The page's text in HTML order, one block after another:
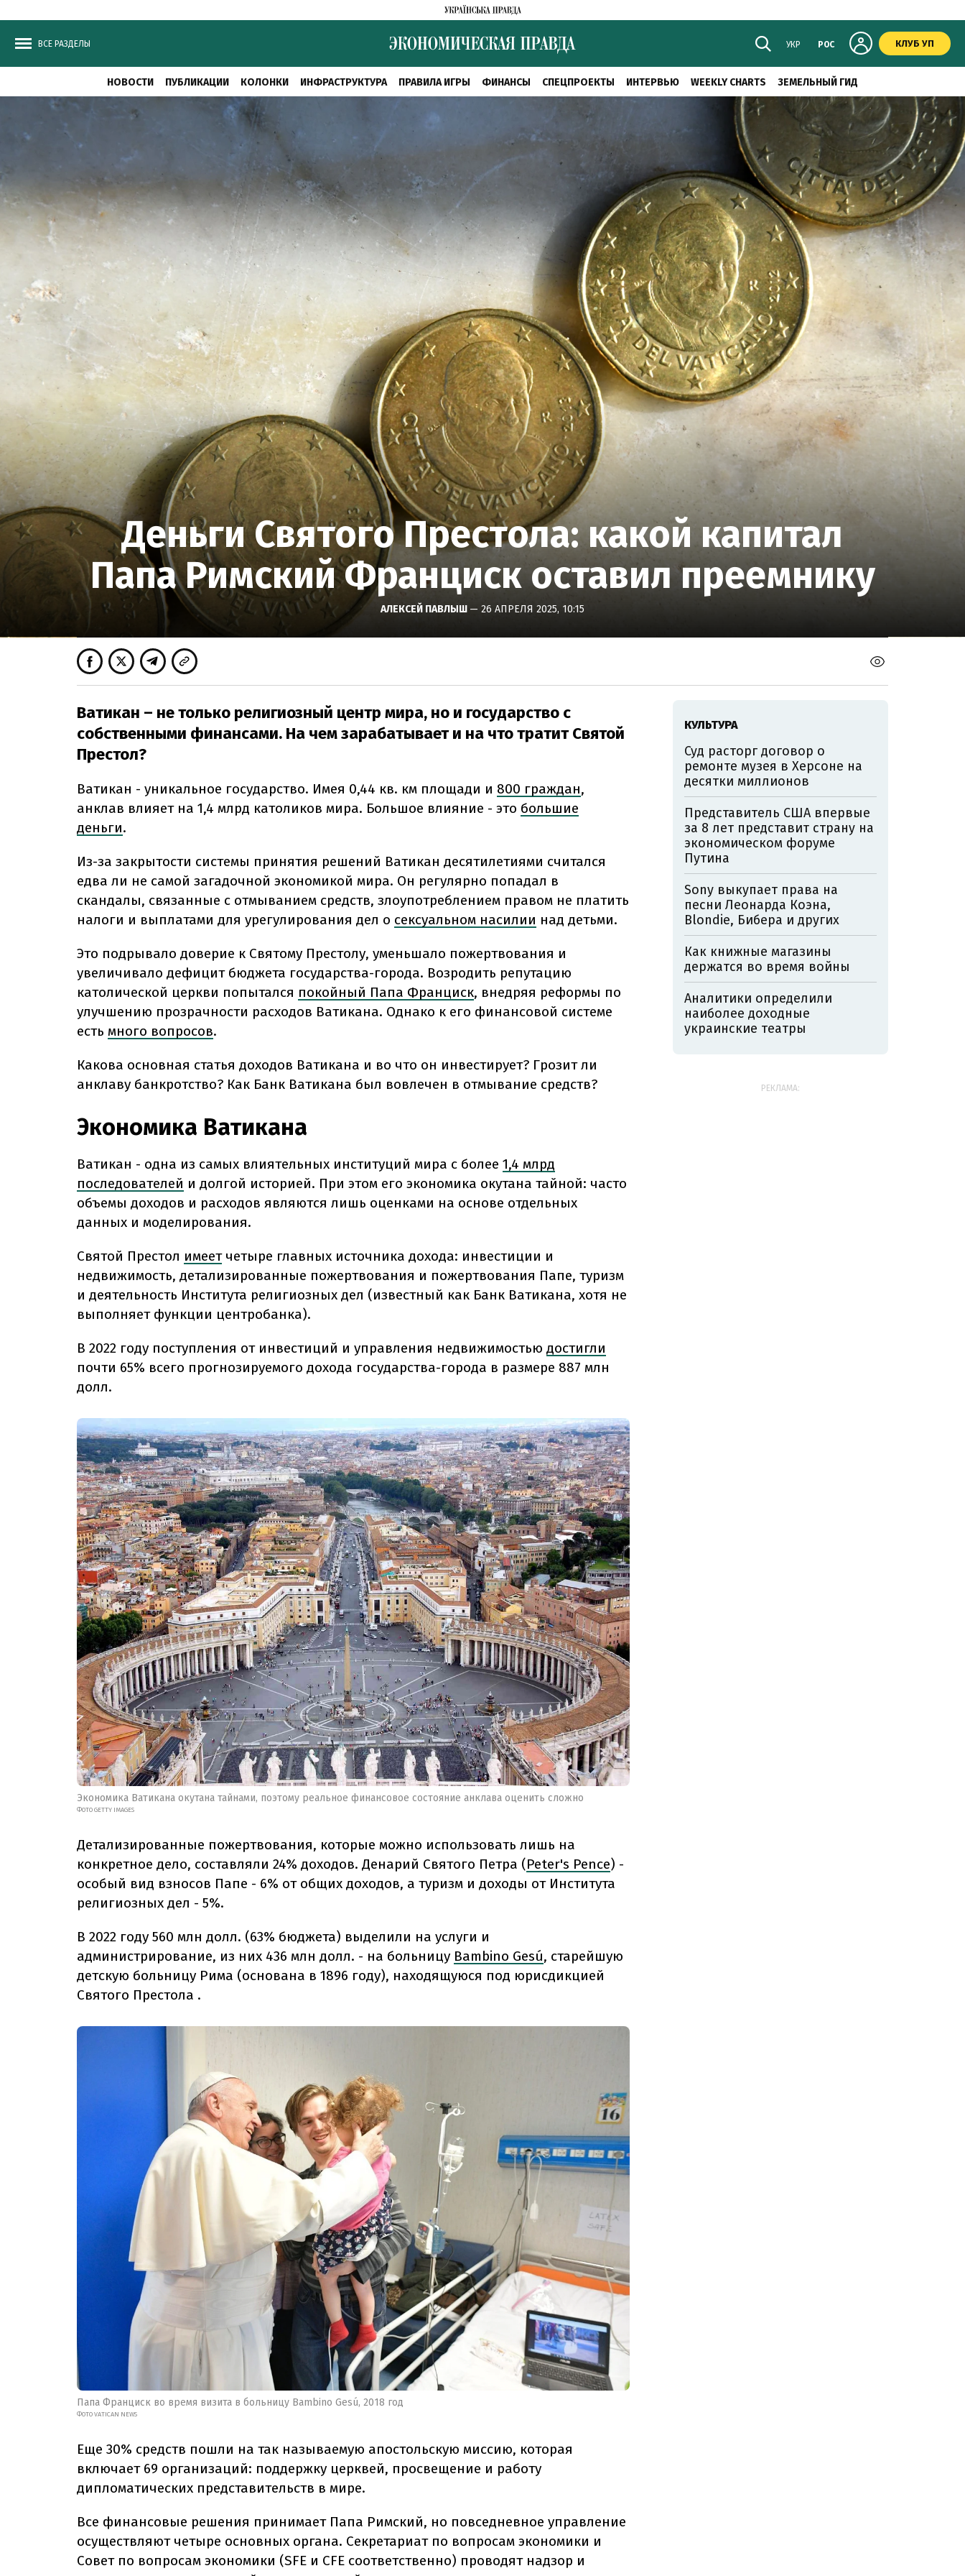
ВСЕ РАЗДЕЛЫ УКР РОС КЛУБ УП
НОВОСТИ ПУБЛИКАЦИИ КОЛОНКИ ИНФРАСТРУКТУРА ПРАВИЛА ИГРЫ ФИНАНСЫ СПЕЦПРОЕКТЫ ИНТЕРВЬЮ WEEKLY CHARTS ЗЕМЕЛЬНЫЙ ГИД
Деньги Святого Престола: какой капитал
Папа Римский Франциск оставил преемнику
АЛЕКСЕЙ ПАВЛЫШ — 26 АПРЕЛЯ 2025, 10:15
Ватикан – не только религиозный центр мира, но и государство с
собственными финансами. На чем зарабатывает и на что тратит Святой
Престол?
Ватикан - уникальное государство. Имея 0,44 кв. км площади и 800 граждан,
анклав влияет на 1,4 млрд католиков мира. Большое влияние - это большие
деньги.
Из-за закрытости системы принятия решений Ватикан десятилетиями считался
едва ли не самой загадочной экономикой мира. Он регулярно попадал в
скандалы, связанные с отмыванием средств, злоупотреблением правом не платить
налоги и выплатами для урегулирования дел о сексуальном насилии над детьми.
Это подрывало доверие к Святому Престолу, уменьшало пожертвования и
увеличивало дефицит бюджета государства-города. Возродить репутацию
католической церкви попытался покойный Папа Франциск, внедряя реформы по
улучшению прозрачности расходов Ватикана. Однако к его финансовой системе
есть много вопросов.
Какова основная статья доходов Ватикана и во что он инвестирует? Грозит ли
анклаву банкротство? Как Банк Ватикана был вовлечен в отмывание средств?
Экономика Ватикана
Ватикан - одна из самых влиятельных институций мира с более 1,4 млрд
последователей и долгой историей. При этом его экономика окутана тайной: часто
объемы доходов и расходов являются лишь оценками на основе отдельных
данных и моделирования.
Святой Престол имеет четыре главных источника дохода: инвестиции и
недвижимость, детализированные пожертвования и пожертвования Папе, туризм
и деятельность Института религиозных дел (известный как Банк Ватикана, хотя не
выполняет функции центробанка).
В 2022 году поступления от инвестиций и управления недвижимостью достигли
почти 65% всего прогнозируемого дохода государства-города в размере 887 млн
долл.
Экономика Ватикана окутана тайнами, поэтому реальное финансовое состояние анклава оценить сложно
ФОТО GETTY IMAGES
Детализированные пожертвования, которые можно использовать лишь на
конкретное дело, составляли 24% доходов. Денарий Святого Петра (Peter's Pence) -
особый вид взносов Папе - 6% от общих доходов, а туризм и доходы от Института
религиозных дел - 5%.
В 2022 году 560 млн долл. (63% бюджета) выделили на услуги и
администрирование, из них 436 млн долл. - на больницу Bambino Gesú, старейшую
детскую больницу Рима (основана в 1896 году), находящуюся под юрисдикцией
Святого Престола .
Папа Франциск во время визита в больницу Bambino Gesú, 2018 год
ФОТО VATICAN NEWS
Еще 30% средств пошли на так называемую апостольскую миссию, которая
включает 69 организаций: поддержку церквей, просвещение и работу
дипломатических представительств в мире.
Все финансовые решения принимает Папа Римский, но повседневное управление
осуществляют четыре основных органа. Секретариат по вопросам экономики и
Совет по вопросам экономики (SFE и CFE соответственно) проводят надзор и
КУЛЬТУРА
Суд расторг договор о
ремонте музея в Херсоне на
десятки миллионов
Представитель США впервые
за 8 лет представит страну на
экономическом форуме
Путина
Sony выкупает права на
песни Леонарда Коэна,
Blondie, Бибера и других
Как книжные магазины
держатся во время войны
Аналитики определили
наиболее доходные
украинские театры
РЕКЛАМА: